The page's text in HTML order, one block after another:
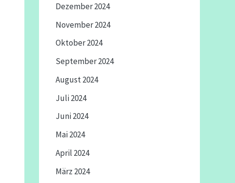
Dezember 2024
November 2024
Oktober 2024
September 2024
August 2024
Juli 2024
Juni 2024
Mai 2024
April 2024
März 2024